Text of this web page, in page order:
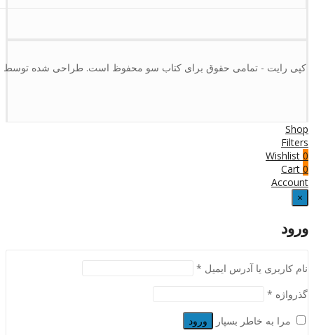
کپی رایت - تمامی حقوق برای کتاب سو محفوظ است. طراحی شده
Shop
Filters
0
Wishlist
0
Cart
Account
×
ورود
نام کاربری یا آدرس ایمیل *
گذرواژه *
مرا به خاطر بسپار
ورود